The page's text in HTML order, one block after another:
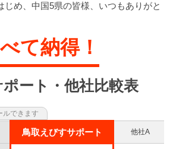
じめ、中国5県の皆様、いつもありがと
て納得！
ート・他社比較表
鳥取えびすサポート 他社A